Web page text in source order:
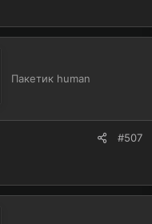
Пакетик human
#507